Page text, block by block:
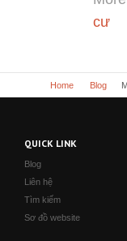
cư
Home Blog
QUICK LINK
Blog
Liên hệ
Tìm kiếm
Sơ đồ website